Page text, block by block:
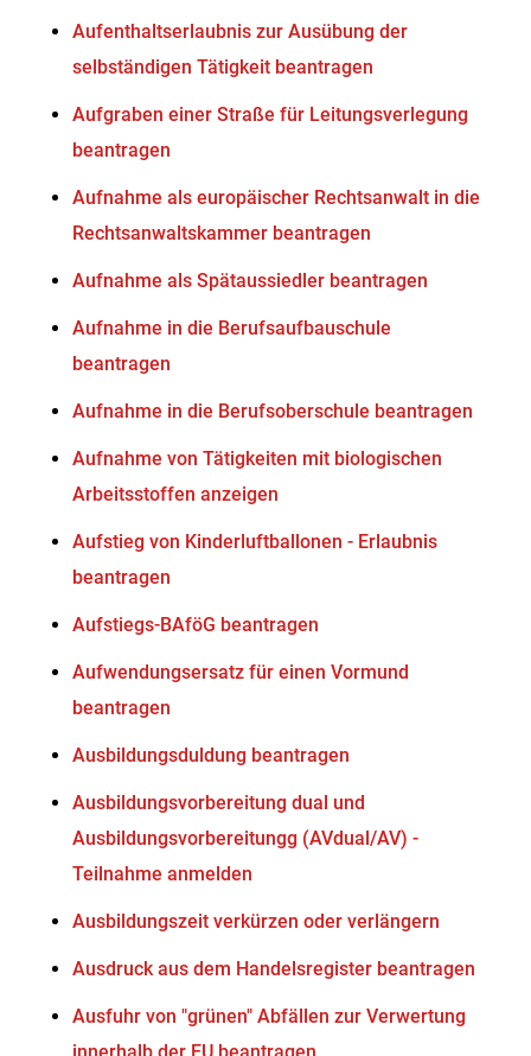
Aufenthaltserlaubnis zur Ausübung der
selbständigen Tätigkeit beantragen
Aufgraben einer Straße für Leitungsverlegung
beantragen
Aufnahme als europäischer Rechtsanwalt in die
Rechtsanwaltskammer beantragen
Aufnahme als Spätaussiedler beantragen
Aufnahme in die Berufsaufbauschule
beantragen
Aufnahme in die Berufsoberschule beantragen
Aufnahme von Tätigkeiten mit biologischen
Arbeitsstoffen anzeigen
Aufstieg von Kinderluftballonen - Erlaubnis
beantragen
Aufstiegs-BAföG beantragen
Aufwendungsersatz für einen Vormund
beantragen
Ausbildungsduldung beantragen
Ausbildungsvorbereitung dual und
Ausbildungsvorbereitungg (AVdual/AV) -
Teilnahme anmelden
Ausbildungszeit verkürzen oder verlängern
Ausdruck aus dem Handelsregister beantragen
Ausfuhr von "grünen" Abfällen zur Verwertung